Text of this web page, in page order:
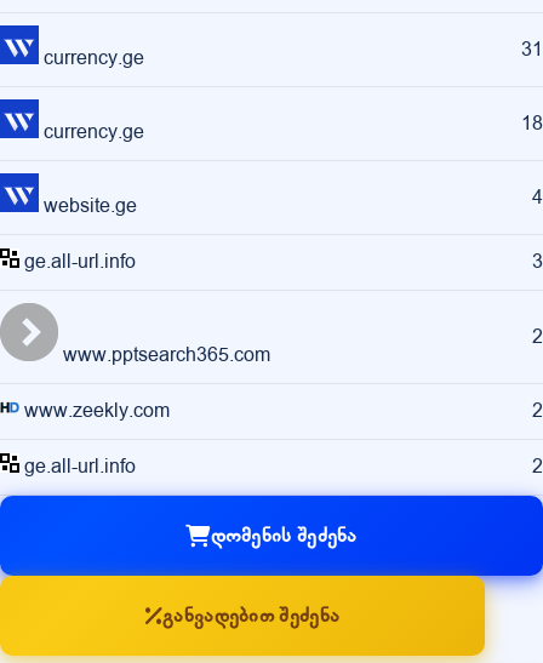
currency.ge 31
currency.ge 18
website.ge 4
ge.all-url.info 3
www.pptsearch365.com
2
www.zeekly.com 2
ge.all-url.info 2
დომენის შეძენა
განვადებით შეძენა